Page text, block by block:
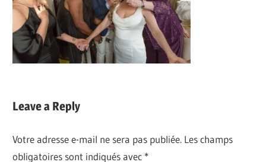
Leave a Reply
Votre adresse e-mail ne sera pas publiée. Les champs
obligatoires sont indiqués avec *